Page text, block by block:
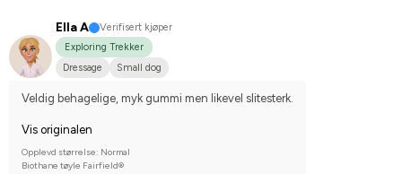
Ella A
Verifisert kjøper
Exploring Trekker
Dressage
Small dog
Veldig behagelige, myk gummi men likevel slitesterk.
Vis originalen
Opplevd størrelse: Normal
Biothane tøyle Fairfield®